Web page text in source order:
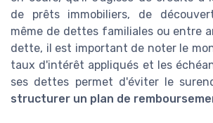
de prêts immobiliers, de
même de dettes familiales ou entre
dette, il est important de noter le
taux d'intérêt appliqués et les
ses dettes permet d'éviter le
structurer un plan de